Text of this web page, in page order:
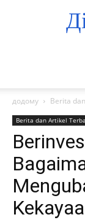
додому Berita
Berita dan Artikel